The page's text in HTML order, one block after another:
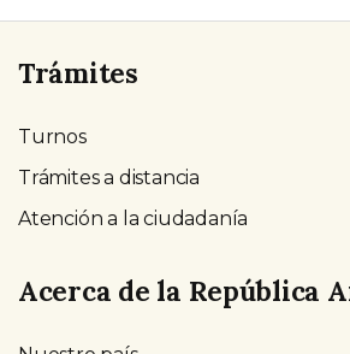
Trámites
Turnos
Trámites a distancia
Atención a la ciudadanía
Acerca de la República